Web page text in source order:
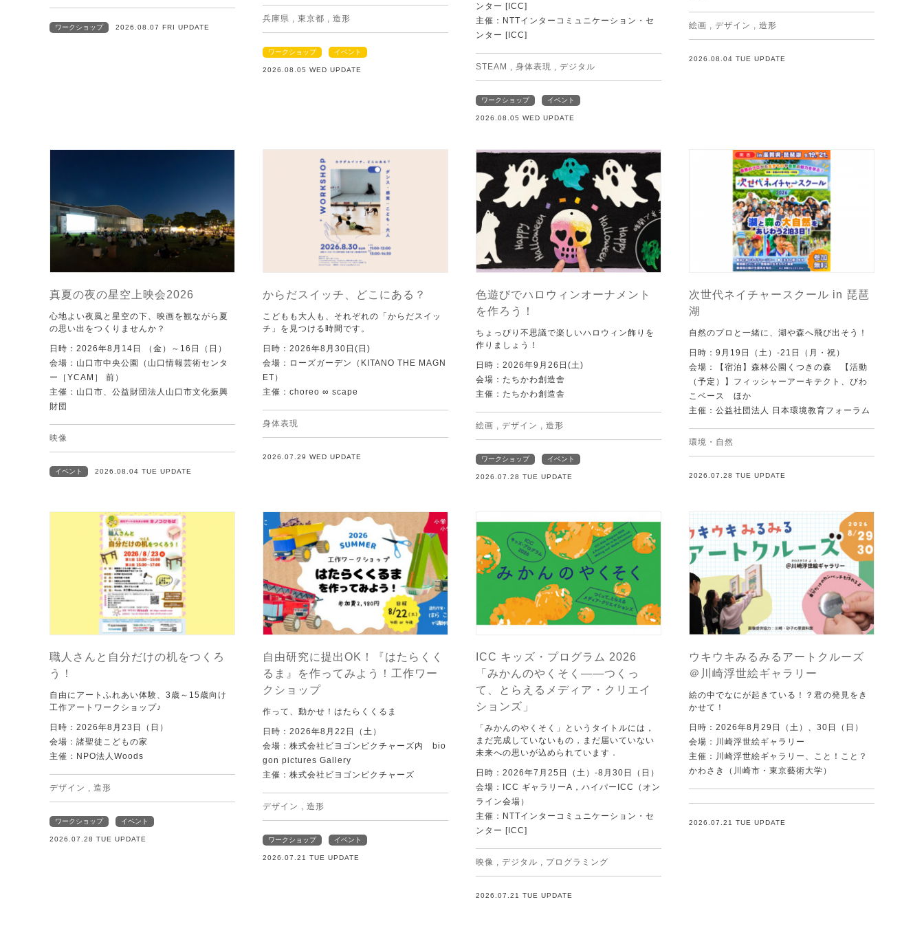
ワークショップ 2026.08.07 FRI UPDATE
兵庫県 , 東京都 , 造形
ワークショップ イベント
2026.08.05 WED UPDATE
ンター [ICC]
主催：NTTインターコミュニケーション・セ
ンター [ICC]
STEAM , 身体表現 , デジタル
ワークショップ イベント
2026.08.05 WED UPDATE
絵画 , デザイン , 造形
2026.08.04 TUE UPDATE
真夏の夜の星空上映会2026
心地よい夜風と星空の下、映画を観ながら夏
の思い出をつくりませんか？
日時：2026年8月14日 （金）～16日（日）
会場：山口市中央公園（山口情報芸術センタ
ー［YCAM］ 前）
主催：山口市、公益財団法人山口市文化振興
財団
映像
イベント 2026.08.04 TUE UPDATE
からだスイッチ、どこにある？
こどもも大人も、それぞれの「からだスイッ
チ」を見つける時間です。
日時：2026年8月30日(日)
会場：ローズガーデン（KITANO THE MAGN
ET）
主催：choreo ∞ scape
身体表現
2026.07.29 WED UPDATE
色遊びでハロウィンオーナメント
を作ろう！
ちょっぴり不思議で楽しいハロウィン飾りを
作りましょう！
日時：2026年9月26日(土)
会場：たちかわ創造舎
主催：たちかわ創造舎
絵画 , デザイン , 造形
ワークショップ イベント
2026.07.28 TUE UPDATE
次世代ネイチャースクール in 琵琶
湖
自然のプロと一緒に、湖や森へ飛び出そう！
日時：9月19日（土）-21日（月・祝）
会場：【宿泊】森林公園くつきの森 【活動
（予定）】フィッシャーアーキテクト、びわ
こベース ほか
主催：公益社団法人 日本環境教育フォーラム
環境・自然
2026.07.28 TUE UPDATE
職人さんと自分だけの机をつくろ
う！
自由にアートふれあい体験、3歳～15歳向け
工作アートワークショップ♪
日時：2026年8月23日（日）
会場：諸聖徒こどもの家
主催：NPO法人Woods
デザイン , 造形
ワークショップ イベント
2026.07.28 TUE UPDATE
自由研究に提出OK！『はたらくく
るま』を作ってみよう！工作ワー
クショップ
作って、動かせ！はたらくくるま
日時：2026年8月22日（土）
会場：株式会社ビヨゴンピクチャーズ内 bio
gon pictures Gallery
主催：株式会社ビヨゴンピクチャーズ
デザイン , 造形
ワークショップ イベント
2026.07.21 TUE UPDATE
ICC キッズ・プログラム 2026
「みかんのやくそく——つくっ
て、とらえるメディア・クリエイ
ションズ」
「みかんのやくそく」というタイトルには，
まだ完成していないもの，まだ届いていない
未来への思いが込められています．
日時：2026年7月25日（土）-8月30日（日）
会場：ICC ギャラリーA，ハイパーICC（オン
ライン会場）
主催：NTTインターコミュニケーション・セ
ンター [ICC]
映像 , デジタル , プログラミング
2026.07.21 TUE UPDATE
ウキウキみるみるアートクルーズ
＠川崎浮世絵ギャラリー
絵の中でなにが起きている！？君の発見をき
かせて！
日時：2026年8月29日（土）、30日（日）
会場：川崎浮世絵ギャラリー
主催：川崎浮世絵ギャラリー、こと！こと？
かわさき（川崎市・東京藝術大学）
2026.07.21 TUE UPDATE